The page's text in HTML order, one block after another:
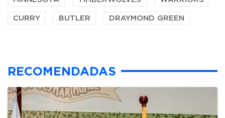
CURRY BUTLER DRAYMOND GREEN
RECOMENDADAS